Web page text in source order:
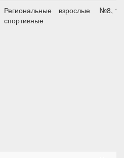
Региональные
спортивные
взрослые №8,